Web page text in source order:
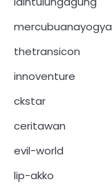
mercubuanayogya
thetransicon
innoventure
ckstar
ceritawan
evil-world
lip-akko